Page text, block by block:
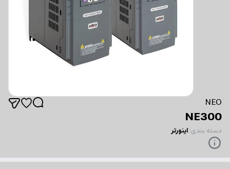
NEO
NE300
دسته بندی: اینورتر